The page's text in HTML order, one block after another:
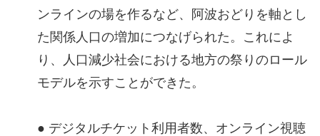
ンラインの場を作るなど、阿波おどりを軸とし
た関係人口の増加につなげられた。これによ
り、人口減少社会における地方の祭りのロール
モデルを示すことができた。
● デジタルチケット利用者数、オンライン視聴